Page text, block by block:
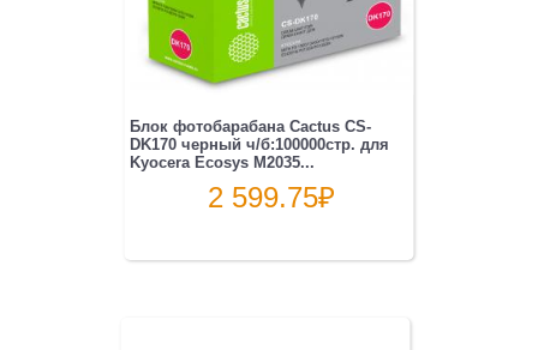
Блок фотобарабана Cactus CS-
DK170 черный ч/б:100000стр. для
Kyocera Ecosys M2035...
2 599.75₽